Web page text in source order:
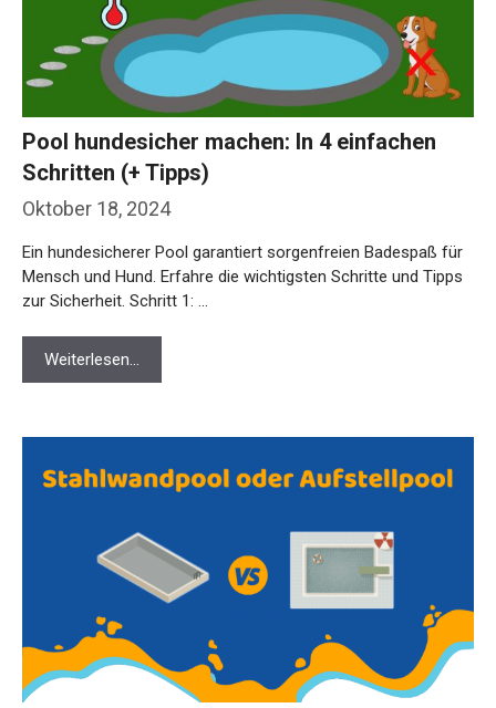
Oktober 18, 2024
Pool hundesicher machen: In 4 einfachen
Schritten (+ Tipps)
Ein hundesicherer Pool garantiert sorgenfreien Badespaß für
Mensch und Hund. Erfahre die wichtigsten Schritte und Tipps
zur Sicherheit. Schritt 1: …
Weiterlesen…